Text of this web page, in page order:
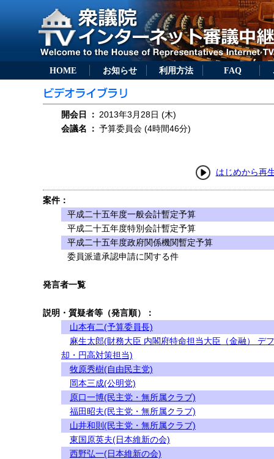
HOME お知らせ 利用方法 FAQ
開会日 ： 2013年3月28日 (木)
会議名
： 予算委員会 (4時間46分)
はじめから再
案件：
平成二十五年度一般会計暫定予算
平成二十五年度特別会計暫定予算
平成二十五年度政府関係機関暫定予算
委員派遣承認申請に関する件
発言者一覧
説明・質疑者等（発言順）：
山本有二(予算委員長)
麻生太郎(財務大臣 内閣府特命担当大臣（金融） デ
却・円高対策担当)
牧原秀樹(自由民主党)
岡本三成(公明党)
原口一博(民主党・無所属クラブ)
福田昭夫(民主党・無所属クラブ)
山井和則(民主党・無所属クラブ)
東国原英夫(日本維新の会)
西野弘一(日本維新の会)